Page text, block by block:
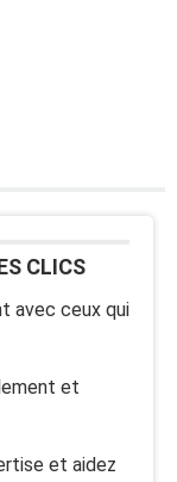
CLICS
avec ceux qui
et
et aidez